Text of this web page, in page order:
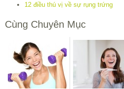
12 điều thú vị về sự rụng trứng
Cùng Chuyên Mục